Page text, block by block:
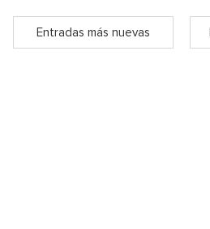
Entradas más nuevas